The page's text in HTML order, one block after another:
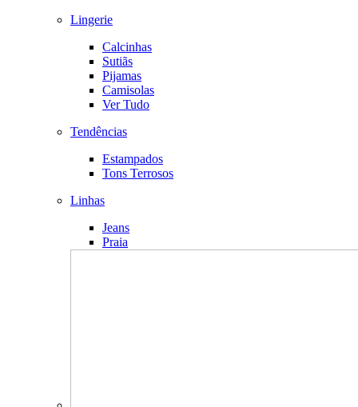
Lingerie
Calcinhas
Sutiãs
Pijamas
Camisolas
Ver Tudo
Tendências
Estampados
Tons Terrosos
Linhas
Jeans
Praia